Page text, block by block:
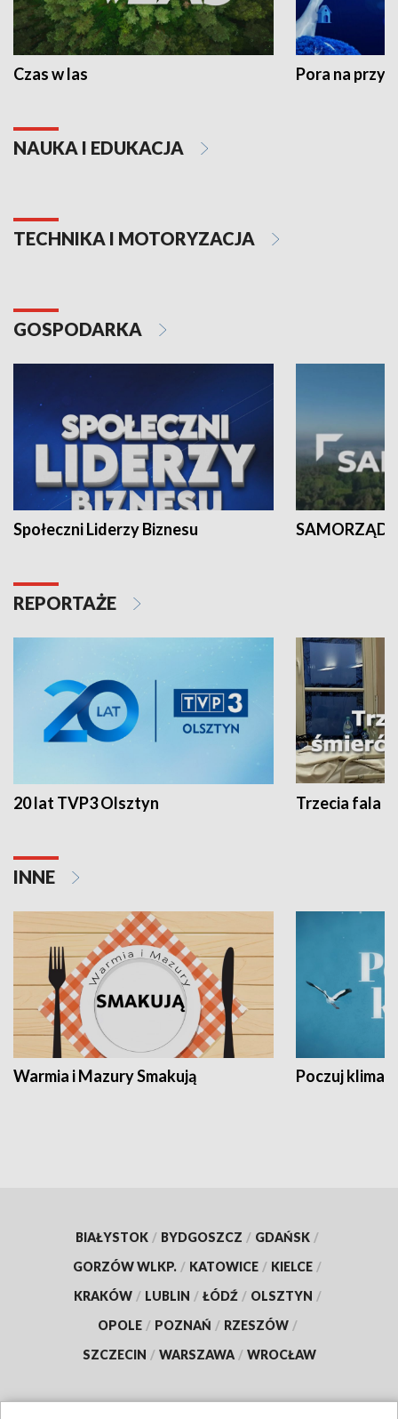
Czas w las Pora na
NAUKA I EDUKACJA
TECHNIKA I MOTORYZACJA
GOSPODARKA
Społeczni Liderzy Biznesu SAMORZĄD
REPORTAŻE
20 lat TVP3 Olsztyn Trzecia fala -
INNE
Warmia i Mazury Smakują Poczuj klimat
BIAŁYSTOK / BYDGOSZCZ / GDAŃSK /
GORZÓW WLKP. / KATOWICE / KIELCE /
KRAKÓW / LUBLIN / ŁÓDŹ / OLSZTYN /
OPOLE / POZNAŃ / RZESZÓW /
SZCZECIN / WARSZAWA / WROCŁAW